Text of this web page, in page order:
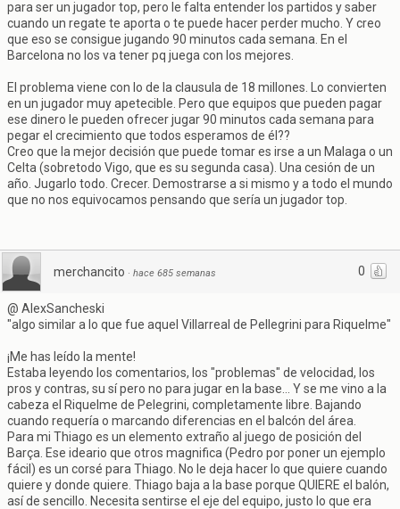
para ser un jugador top, pero le falta entender los partidos y saber
cuando un regate te aporta o te puede hacer perder mucho. Y creo
que eso se consigue jugando 90 minutos cada semana. En el
Barcelona no los va tener pq juega con los mejores.
El problema viene con lo de la clausula de 18 millones. Lo convierten
en un jugador muy apetecible. Pero que equipos que pueden pagar
ese dinero le pueden ofrecer jugar 90 minutos cada semana para
pegar el crecimiento que todos esperamos de él??
Creo que la mejor decisión que puede tomar es irse a un Malaga o un
Celta (sobretodo Vigo, que es su segunda casa). Una cesión de un
año. Jugarlo todo. Crecer. Demostrarse a si mismo y a todo el mundo
que no nos equivocamos pensando que sería un jugador top.
0
merchancito · hace 685 semanas
@ AlexSancheski
"algo similar a lo que fue aquel Villarreal de Pellegrini para Riquelme"
¡Me has leído la mente!
Estaba leyendo los comentarios, los "problemas" de velocidad, los
pros y contras, su sí pero no para jugar en la base... Y se me vino a la
cabeza el Riquelme de Pelegrini, completamente libre. Bajando
cuando requería o marcando diferencias en el balcón del área.
Para mi Thiago es un elemento extraño al juego de posición del
Barça. Ese ideario que otros magnifica (Pedro por poner un ejemplo
fácil) es un corsé para Thiago. No le deja hacer lo que quiere cuando
quiere y donde quiere. Thiago baja a la base porque QUIERE el balón,
así de sencillo. Necesita sentirse el eje del equipo, justo lo que era